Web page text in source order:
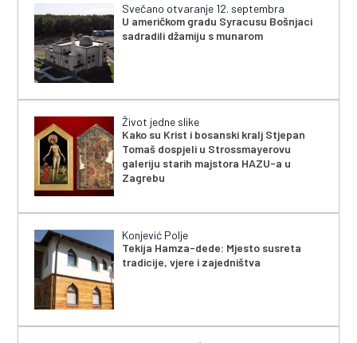
Svečano otvaranje 12. septembra
U američkom gradu Syracusu Bošnjaci
sadradili džamiju s munarom
Život jedne slike
Kako su Krist i bosanski kralj Stjepan
Tomaš dospjeli u Strossmayerovu
galeriju starih majstora HAZU-a u
Zagrebu
Konjević Polje
Tekija Hamza-dede: Mjesto susreta
tradicije, vjere i zajedništva